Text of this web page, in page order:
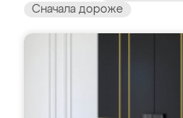
Сначала дороже